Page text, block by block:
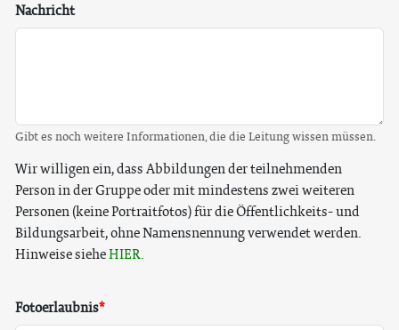
Nachricht
Gibt es noch weitere Informationen, die die Leitung wissen müssen.
Wir willigen ein, dass Abbildungen der teilnehmenden
Person in der Gruppe oder mit mindestens zwei weiteren
Personen (keine Portraitfotos) für die Öffentlichkeits- und
Bildungsarbeit, ohne Namensnennung verwendet werden.
Hinweise sieheHIER.
Fotoerlaubnis